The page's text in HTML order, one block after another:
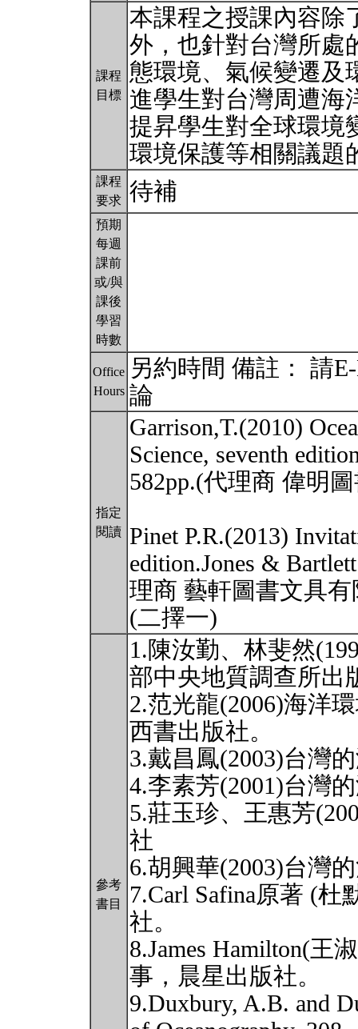
課程
目標
本課程之授課內容除
外，也針對台灣所處
態環境、氣候變遷及
進學生對台灣周遭海
提昇學生對全球環境
環境保護等相關議
課程
要求 待補
預期
每週
課前
或/與
課後
學習
時數
Office
Hours
另約時間 備註： 請
論
指定
閱讀
Garrison,T.(2010)
Science, seventh
582pp.(代理商 偉明
Pinet P.R.(2013)
edition.Jones &
理商 藝軒圖書文具
(二擇一)
參考
書目
1.陳汝勤、林斐然
部中央地質調查所出
2.范光龍(2006)海洋
西書出版社。
3.戴昌鳳(2003)台灣
4.李素芳(2001)台灣
5.莊玉珍、王惠芳
社
6.胡興華(2003)台灣
7.Carl Safina原著 (
社。
8.James Hamilton(王
事，晨星出版社。
9.Duxbury, A.B. and